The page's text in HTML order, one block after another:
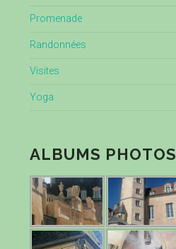
Promenade
Randonnées
Visites
Yoga
ALBUMS PHOTOS